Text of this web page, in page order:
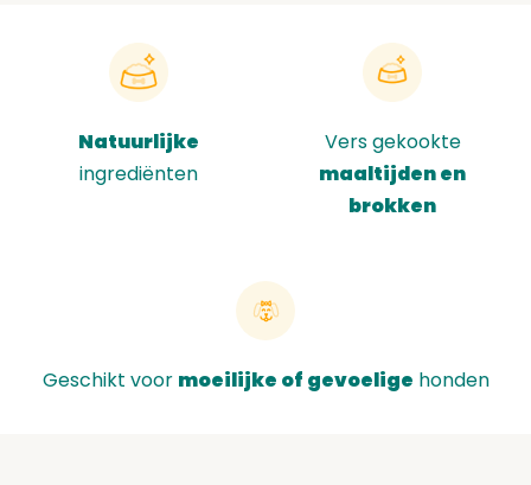
Natuurlijke
ingrediënten
Vers gekookte
maaltijden en
brokken
Geschikt voor moeilijke of gevoelige honden